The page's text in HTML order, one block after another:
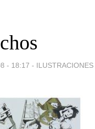
- 18:17 - ILUSTRACIONES